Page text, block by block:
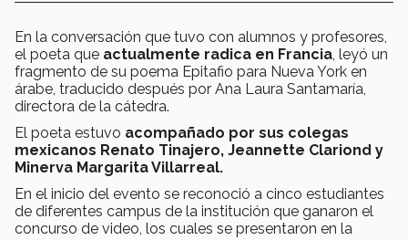
En la conversación que tuvo con alumnos y profesores,
el poeta que actualmente radica en Francia, leyó un
fragmento de su poema Epitafio para Nueva York en
árabe, traducido después por Ana Laura Santamaría,
directora de la cátedra.
El poeta estuvo acompañado por sus colegas
mexicanos Renato Tinajero, Jeannette Clariond y
Minerva Margarita Villarreal.
En el inicio del evento se reconoció a cinco estudiantes
de diferentes campus de la institución que ganaron el
concurso de video, los cuales se presentaron en la